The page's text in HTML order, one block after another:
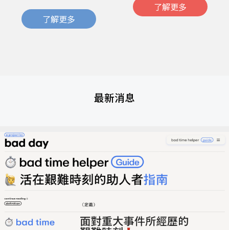
了解更多
了解更多
最新消息